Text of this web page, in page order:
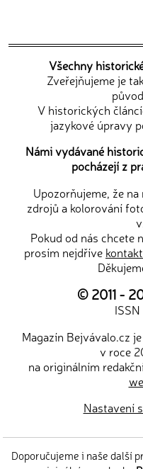
Všechny
Zveřejňujeme je
V historických
jazykové úpravy
Námi vydávané
pocházejí z
Upozorňujeme, že
zdrojů a kolorování
Pokud od nás chcete
prosím nejdříve
© 2011 -
Magazín Bejvávalo.cz
v roce
na originálním
Nastavení
Doporučujeme i naše další